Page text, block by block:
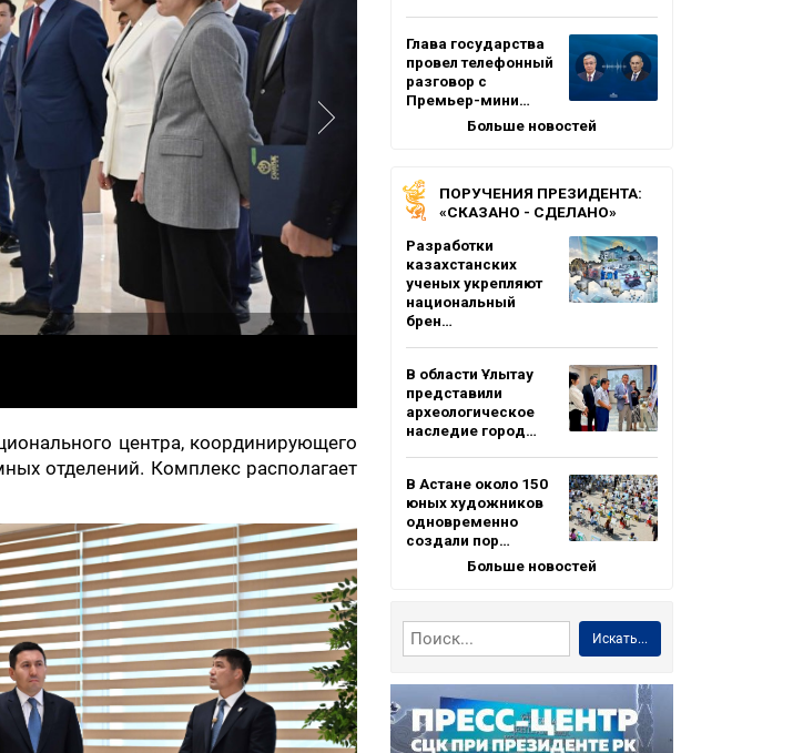
центра, координирующего
отделений. Комплекс располагает
Глава государства
провел телефонный
разговор с
Премьер-мини…
Больше новостей
ПОРУЧЕНИЯ ПРЕЗИДЕНТА:
«СКАЗАНО - СДЕЛАНО»
Разработки
казахстанских
ученых укрепляют
национальный
брен…
В области Ұлытау
представили
археологическое
наследие город…
В Астане около 150
юных художников
одновременно
создали пор…
Больше новостей
Искать...